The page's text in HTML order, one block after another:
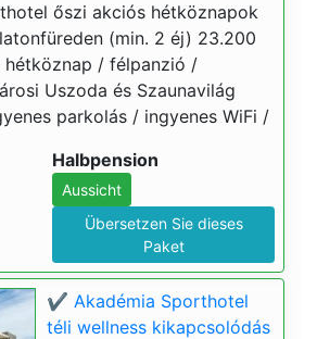
őszi akciós hétköznapok
(min. 2 éj) 23.200
/ félpanzió /
Uszoda és Szaunavilág
parkolás / ingyenes WiFi /
Halbpension
Aussicht
Übersetzen Sie dieses
Paket
✔️ Akadémia Sporthotel
téli wellness kikapcsolódás